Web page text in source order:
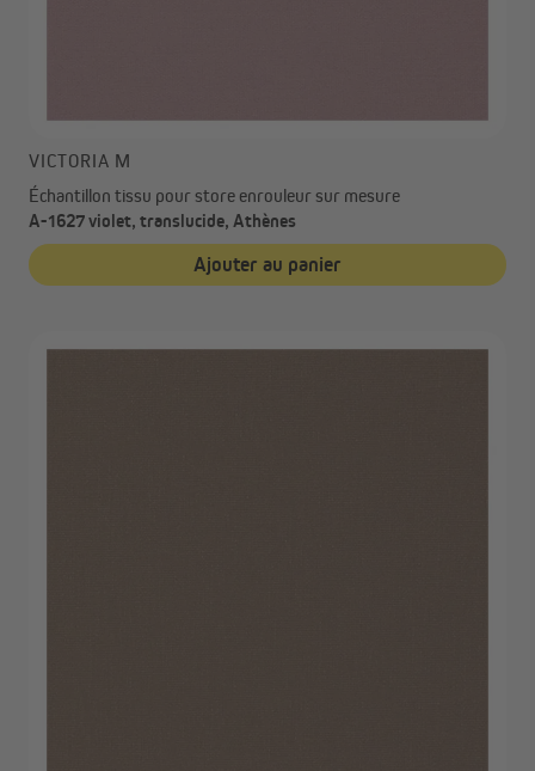
VICTORIA M
Échantillon tissu pour store enrouleur sur mesure
A-1627 violet, translucide, Athènes
Ajouter au panier